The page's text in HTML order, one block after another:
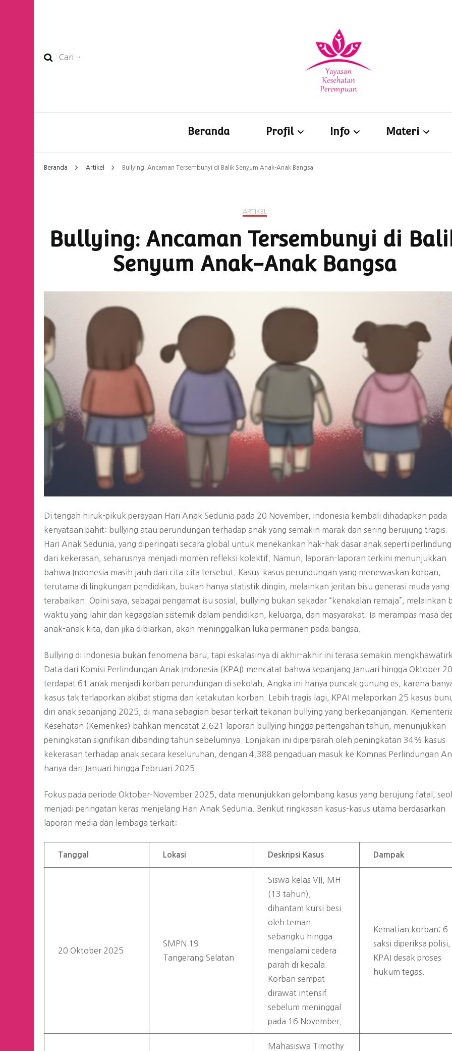
Cari
Yayasan Kesehatan
Beranda Profil
Isu Strategis
Program
Struktur Organisasi
2023-2026
Laporan Keuangan
Info
Publikasi
Recruitmen
Materi
Beranda Artikel Bullying: Ancaman Tersembunyi di Balik Senyum Anak-Anak Bangsa
ARTIKEL
Bullying: Ancaman Tersembunyi di
Senyum Anak-Anak Bangsa
Di tengah hiruk-pikuk perayaan Hari Anak Sedunia pada 20 November, Indonesia kembali dihadapkan pada
kenyataan pahit: bullying atau perundungan terhadap anak yang semakin marak dan sering berujung tragis.
Hari Anak Sedunia, yang diperingati secara global untuk menekankan hak-hak dasar anak seperti
dari kekerasan, seharusnya menjadi momen refleksi kolektif. Namun, laporan-laporan terkini menunjukkan
bahwa Indonesia masih jauh dari cita-cita tersebut. Kasus-kasus perundungan yang menewaskan korban,
terutama di lingkungan pendidikan, bukan hanya statistik dingin, melainkan jeritan bisu generasi muda yang
terabaikan. Opini saya, sebagai pengamat isu sosial, bullying bukan sekadar “kenakalan remaja”, melainkan
waktu yang lahir dari kegagalan sistemik dalam pendidikan, keluarga, dan masyarakat. Ia merampas masa
anak-anak kita, dan jika dibiarkan, akan meninggalkan luka permanen pada bangsa.
Bullying di Indonesia bukan fenomena baru, tapi eskalasinya di akhir-akhir ini terasa semakin
Data dari Komisi Perlindungan Anak Indonesia (KPAI) mencatat bahwa sepanjang Januari hingga Oktober
terdapat 61 anak menjadi korban perundungan di sekolah. Angka ini hanya puncak gunung es, karena
kasus tak terlaporkan akibat stigma dan ketakutan korban. Lebih tragis lagi, KPAI melaporkan 25 kasus
diri anak sepanjang 2025, di mana sebagian besar terkait tekanan bullying yang berkepanjangan.
Kesehatan (Kemenkes) bahkan mencatat 2.621 laporan bullying hingga pertengahan tahun, menunjukkan
peningkatan signifikan dibanding tahun sebelumnya. Lonjakan ini diperparah oleh peningkatan 34% kasus
kekerasan terhadap anak secara keseluruhan, dengan 4.388 pengaduan masuk ke Komnas Perlindungan
hanya dari Januari hingga Februari 2025.
Fokus pada periode Oktober-November 2025, data menunjukkan gelombang kasus yang berujung fatal,
menjadi peringatan keras menjelang Hari Anak Sedunia. Berikut ringkasan kasus-kasus utama berdasarkan
laporan media dan lembaga terkait:
Tanggal Lokasi Deskripsi Kasus Dampak
20 Oktober 2025
SMPN 19
Tangerang Selatan
Siswa kelas VII, MH
(13 tahun),
dihantam kursi besi
oleh teman
sebangku hingga
mengalami cedera
parah di kepala.
Korban sempat
dirawat intensif
sebelum meninggal
pada 16 November.
Kematian korban; 6
saksi diperiksa polisi,
KPAI desak proses
hukum tegas.
Mahasiswa Timothy